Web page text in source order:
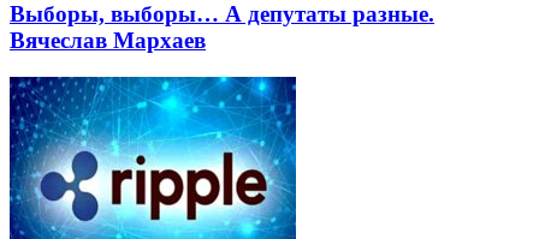
Выборы, выборы… А депутаты разные.
Вячеслав Мархаев